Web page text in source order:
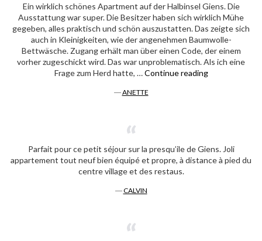
Ein wirklich schönes Apartment auf der Halbinsel Giens. Die
Ausstattung war super. Die Besitzer haben sich wirklich Mühe
gegeben, alles praktisch und schön auszustatten. Das zeigte sich
auch in Kleinigkeiten, wie der angenehmen Baumwolle-
Bettwäsche. Zugang erhält man über einen Code, der einem
vorher zugeschickt wird. Das war unproblematisch. Als ich eine
Frage zum Herd hatte, …Continue reading« Anette »
―ANETTE
Parfait pour ce petit séjour sur la presqu’ile de Giens. Joli
appartement tout neuf bien équipé et propre, à distance à pied du
centre village et des restaus.
―CALVIN